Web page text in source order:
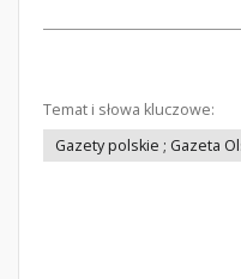
Temat i słowa kluczowe:
Gazety polskie ; Gazeta